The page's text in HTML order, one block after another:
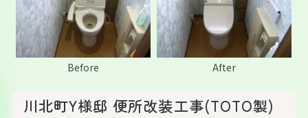
Before After
川北町Y様邸 便所改装工事(TOTO製)